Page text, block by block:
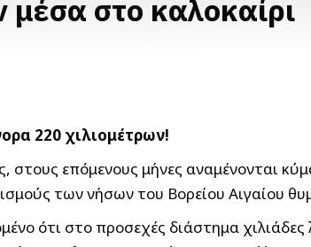
στο καλοκαίρι
220 χιλιομέτρων!
επόμενους μήνες αναμένονται
των νήσων του Βορείου Αιγαίου
ότι στο προσεχές διάστημα